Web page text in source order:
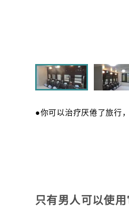
●你可以治疗厌倦了旅
只有男人可以使用